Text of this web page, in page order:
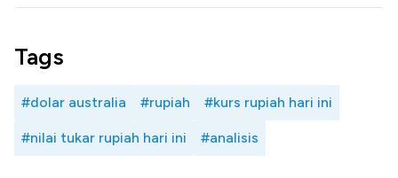
Tags
#dolar australia #rupiah #kurs rupiah hari ini
#nilai tukar rupiah hari ini #analisis